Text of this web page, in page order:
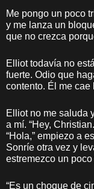
Me pongo un poco
y me lanza un
que no crezca
Elliot todavía no
fuerte. Odio que
contento. Él me cae
Elliot no me saluda
a mí. “Hey,
“Hola,” empiezo a
Sonríe otra vez y
estremezco un
“Es un choque de